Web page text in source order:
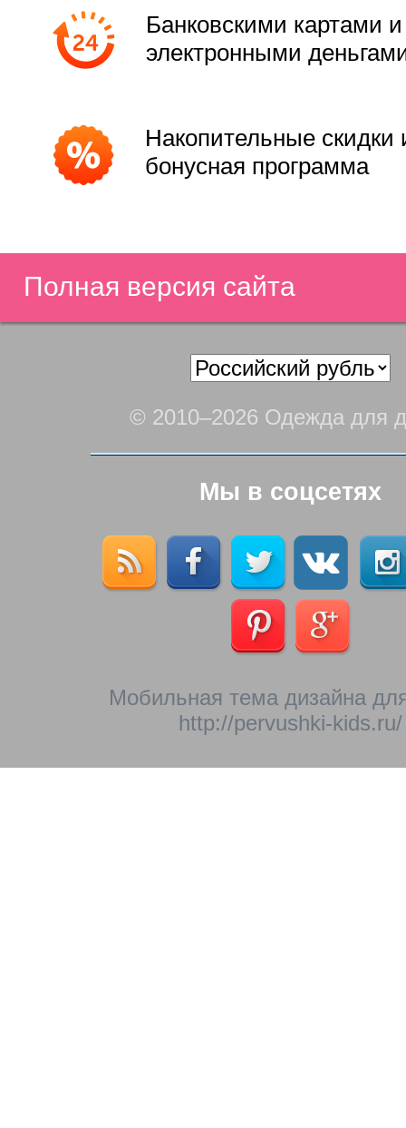
Банковскими картами и
электронными
Накопительные скидки
бонусная программа
Полная версия сайта
© 2010–2026 Одежда для
Мы в соцсетях
Мобильная тема дизайна
http://pervushki-kids.ru/